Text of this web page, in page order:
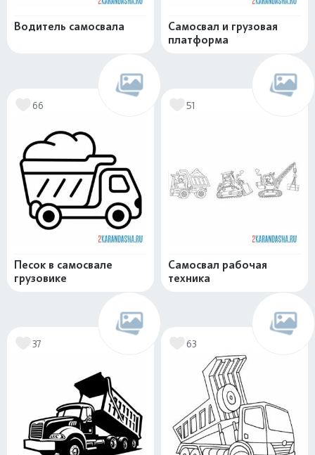
Водитель самосвала
Самосвал и грузовая
платформа
66
Песок в самосвале
грузовике
51
Самосвал рабочая
техника
37 63